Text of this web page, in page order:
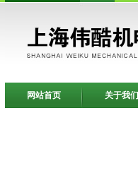
网站首页 关于我们